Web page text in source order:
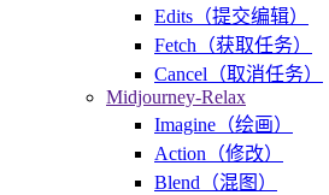
Edits（提交编辑）
Fetch（获取任务）
Cancel（取消任务）
Midjourney-Relax
Imagine（绘画）
Action（修改）
Blend（混图）